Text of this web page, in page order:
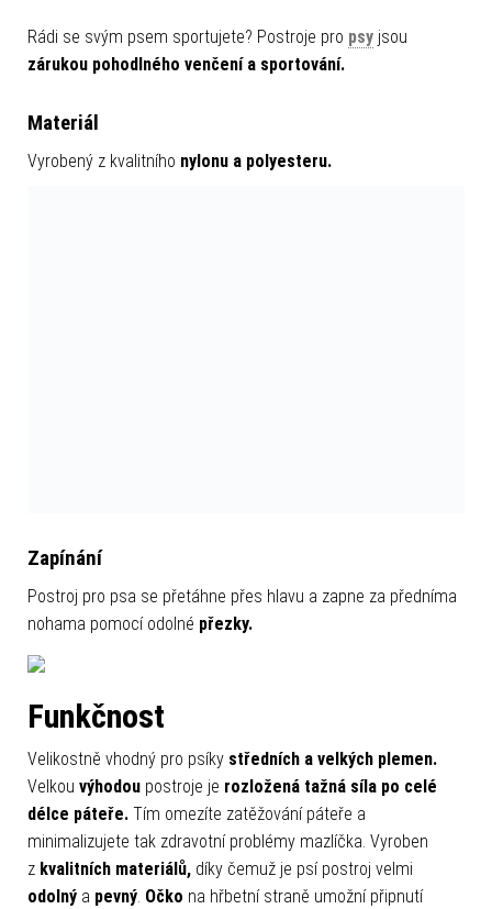
Rádi se svým psem sportujete? Postroje pro psy jsou
zárukou pohodlného venčení a sportování.
Materiál
Vyrobený z kvalitního nylonu a polyesteru.
Zapínání
Postroj pro psa se přetáhne přes hlavu a zapne za předníma
nohama pomocí odolné přezky.
Funkčnost
Velikostně vhodný pro psíky středních a velkých plemen.
Velkou výhodou postroje je rozložená tažná síla po celé
délce páteře. Tím omezíte zatěžování páteře a
minimalizujete tak zdravotní problémy mazlíčka. Vyroben
z kvalitních materiálů, díky čemuž je psí postroj velmi
odolný a pevný. Očko na hřbetní straně umožní připnutí